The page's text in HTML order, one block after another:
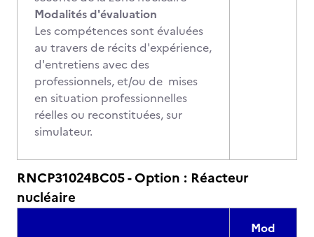
Modalités d'évaluation
Les compétences sont évaluées
au travers de récits d'expérience,
d'entretiens avec des
professionnels, et/ou de mises
en situation professionnelles
réelles ou reconstituées, sur
simulateur.
RNCP31024BC05 - Option : Réacteur
nucléaire
Mod